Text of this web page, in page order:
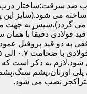
ضد سرقت:ساختار
می شود.(سایز این
گردد)،سپس به جهت
برابر خمش،۳ الی ۴ قید فولادی دقیقاً
به دو قید پروفیل
به ذکر است که
اورتان،پشم
نصب می شود.